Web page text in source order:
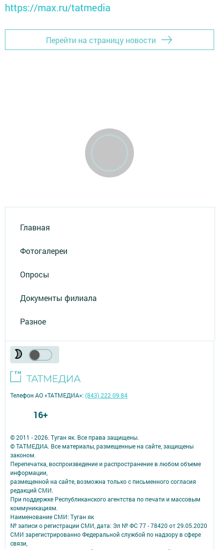
https://max.ru/tatmedia
Перейти на страницу новости
Главная
Фотогалереи
Опросы
Документы филиала
Разное
© 2011 - 2026. Туган як. Все права защищены.
© ТАТМЕДИА. Все материалы, размещенные на сайте, защищены
законом.
Перепечатка, воспроизведение и распространение в любом объеме
информации,
размещенной на сайте, возможна только с письменного согласия
редакций СМИ.
При поддержке Республиканского агентства по печати и массовым
коммуникациям.
Наименование СМИ: Туган як
№ записи о регистрации СМИ, дата: Эл № ФС 77 - 78420 от 29.05.2020
СМИ зарегистрированно Федеральной службой по надзору в сфере
связи,
Телефон АО «ТАТМЕДИА»:(843) 222 09 84
16+